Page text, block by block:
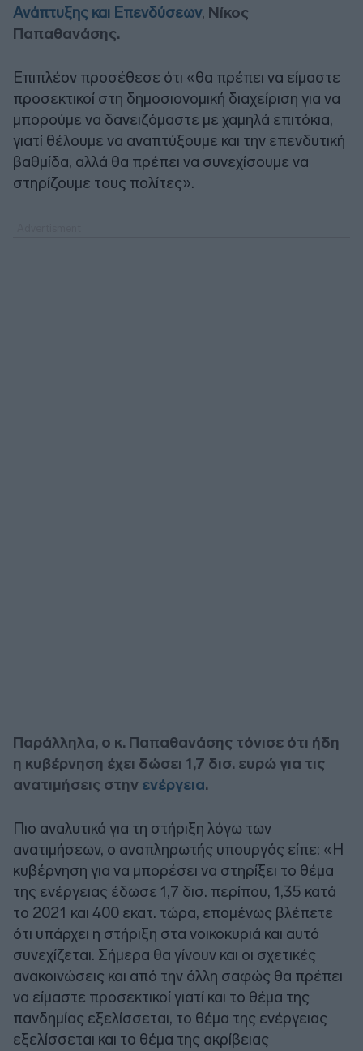
Ανάπτυξης και Επενδύσεων, Νίκος
Παπαθανάσης.
Επιπλέον προσέθεσε ότι «θα πρέπει να είμαστε
προσεκτικοί στη δημοσιονομική διαχείριση για να
μπορούμε να δανειζόμαστε με χαμηλά επιτόκια,
γιατί θέλουμε να αναπτύξουμε και την επενδυτική
βαθμίδα, αλλά θα πρέπει να συνεχίσουμε να
στηρίζουμε τους πολίτες».
Παράλληλα, ο κ. Παπαθανάσης τόνισε ότι ήδη
η κυβέρνηση έχει δώσει 1,7 δισ. ευρώ για τις
ανατιμήσεις στην ενέργεια.
Πιο αναλυτικά για τη στήριξη λόγω των
ανατιμήσεων, ο αναπληρωτής υπουργός είπε: «Η
κυβέρνηση για να μπορέσει να στηρίξει το θέμα
της ενέργειας έδωσε 1,7 δισ. περίπου, 1,35 κατά
το 2021 και 400 εκατ. τώρα, επομένως βλέπετε
ότι υπάρχει η στήριξη στα νοικοκυριά και αυτό
συνεχίζεται. Σήμερα θα γίνουν και οι σχετικές
ανακοινώσεις και από την άλλη σαφώς θα πρέπει
να είμαστε προσεκτικοί γιατί και το θέμα της
πανδημίας εξελίσσεται, το θέμα της ενέργειας
εξελίσσεται και το θέμα της ακρίβειας